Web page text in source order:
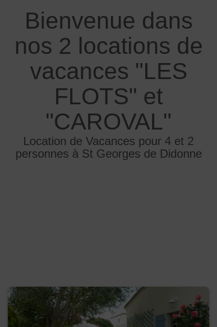
Bienvenue dans
nos 2 locations de
vacances "LES
FLOTS" et
"CAROVAL"
Location de Vacances pour 4 et 2
personnes à St Georges de Didonne